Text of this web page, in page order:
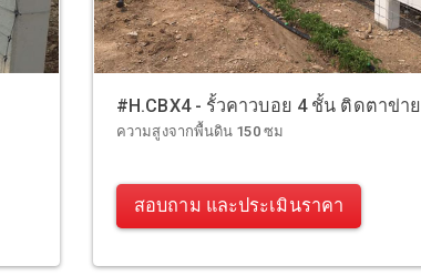
#H.CBX4 - รั้วคาวบอย 4 ชั้น ติดตาข่าย
ความสูงจากพื้นดิน 150 ซม
สอบถาม และประเมินราคา